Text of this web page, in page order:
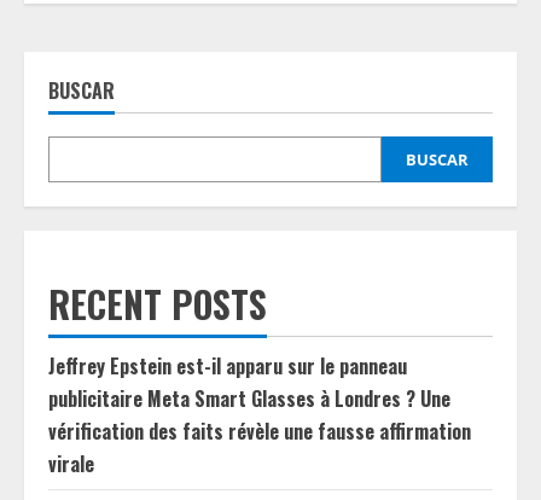
BUSCAR
BUSCAR
RECENT POSTS
Jeffrey Epstein est-il apparu sur le panneau
publicitaire Meta Smart Glasses à Londres ? Une
vérification des faits révèle une fausse affirmation
virale